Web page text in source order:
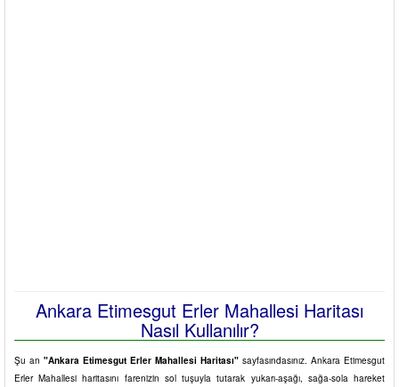
Ankara Etimesgut Erler Mahallesi Haritası
Nasıl Kullanılır?
Şu an "Ankara Etimesgut Erler Mahallesi Haritası" sayfasındasınız. Ankara Etimesgut
Erler Mahallesi haritasını farenizin sol tuşuyla tutarak yukarı-aşağı, sağa-sola hareket